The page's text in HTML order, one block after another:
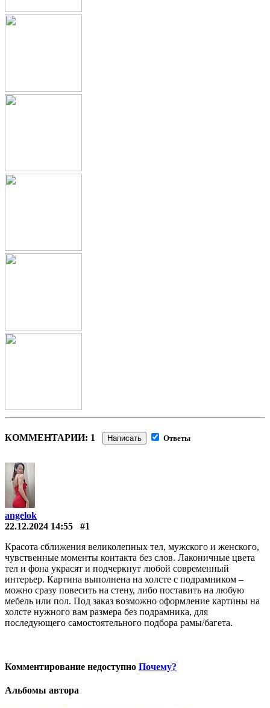
КОММЕНТАРИИ: 1 Написать Ответы
angelok
22.12.2024 14:55
#1
Красота сближения великолепных тел, мужского и женского,
чувственные моменты контакта без слов. Лаконичные цвета
тел и фона украсят и подчеркнут любой современный
интерьер. Картина выполнена на холсте с подрамником –
можно сразу повесить на стену, либо поставить на любую
мебель или пол. Под заказ возможно оформление картины на
холсте нужного вам размера без подрамника, для
последующего самостоятельного подбора рамы/багета.
Комментирование недоступно Почему?
Альбомы автора